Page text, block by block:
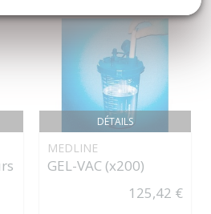
DÉTAILS
MEDLINE
GEL-VAC (x200)
125,42 €